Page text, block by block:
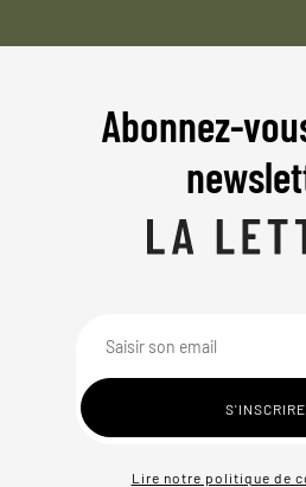
Abonnez-
Lire notre politique de